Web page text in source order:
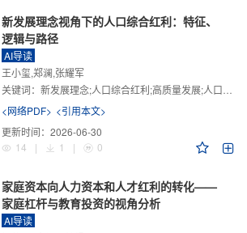
新发展理念视角下的人口综合红利：特征、
逻辑与路径
AI导读
王小玺,郑澜,张耀军
关键词： 新发展理念;人口综合红利;高质量发展;人口政策;中国式现代化
<网络PDF> <引用本文>
更新时间： 2026-06-30
14
| 1 | 0
家庭资本向人力资本和人才红利的转化——
家庭杠杆与教育投资的视角分析
AI导读